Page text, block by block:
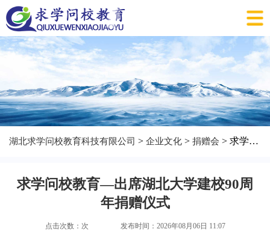
湖北求学问校教育科技有限公司 > 企业文化 > 捐赠会 > 求学问校教育—出席湖北大学建校90周年捐赠仪式
求学问校教育—出席湖北大学建校90周
年捐赠仪式
点击次数： 次 发布时间：2026年08月06日 11:07